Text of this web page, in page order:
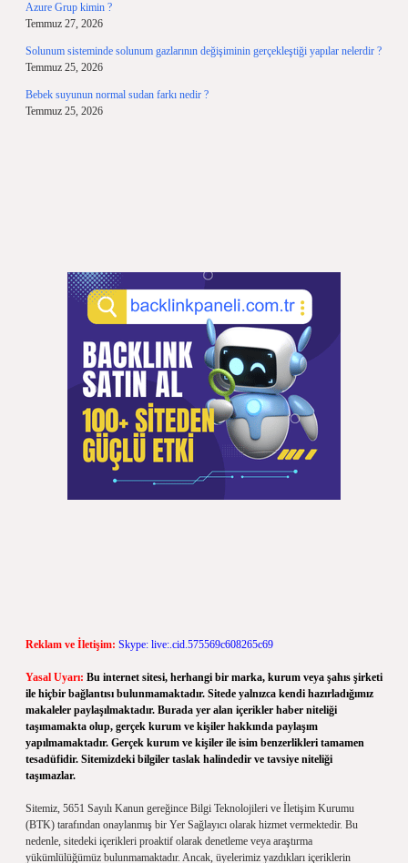
Azure Grup kimin ?
Temmuz 27, 2026
Solunum sisteminde solunum gazlarının değişiminin gerçekleştiği yapılar nelerdir ?
Temmuz 25, 2026
Bebek suyunun normal sudan farkı nedir ?
Temmuz 25, 2026
Reklam ve İletişim: Skype: live:.cid.575569c608265c69
Yasal Uyarı: Bu internet sitesi, herhangi bir marka, kurum veya şahıs şirketi
ile hiçbir bağlantısı bulunmamaktadır. Sitede yalnızca kendi hazırladığımız
makaleler paylaşılmaktadır. Burada yer alan içerikler haber niteliği
taşımamakta olup, gerçek kurum ve kişiler hakkında paylaşım
yapılmamaktadır. Gerçek kurum ve kişiler ile isim benzerlikleri tamamen
tesadüfidir. Sitemizdeki bilgiler taslak halindedir ve tavsiye niteliği
taşımazlar.
Sitemiz, 5651 Sayılı Kanun gereğince Bilgi Teknolojileri ve İletişim Kurumu
(BTK) tarafından onaylanmış bir Yer Sağlayıcı olarak hizmet vermektedir. Bu
nedenle, sitedeki içerikleri proaktif olarak denetleme veya araştırma
yükümlülüğümüz bulunmamaktadır. Ancak, üyelerimiz yazdıkları içeriklerin